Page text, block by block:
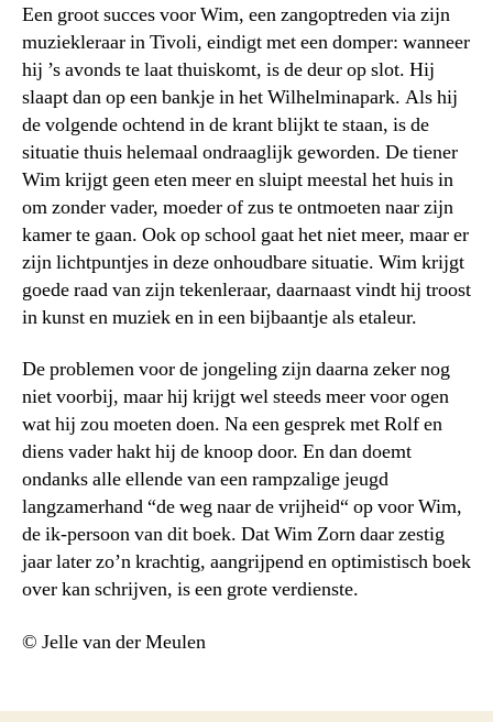
Een groot succes voor Wim, een zangoptreden via zijn
muziekleraar in Tivoli, eindigt met een domper: wanneer
hij ’s avonds te laat thuiskomt, is de deur op slot. Hij
slaapt dan op een bankje in het Wilhelminapark. Als hij
de volgende ochtend in de krant blijkt te staan, is de
situatie thuis helemaal ondraaglijk geworden. De tiener
Wim krijgt geen eten meer en sluipt meestal het huis in
om zonder vader, moeder of zus te ontmoeten naar zijn
kamer te gaan. Ook op school gaat het niet meer, maar er
zijn lichtpuntjes in deze onhoudbare situatie. Wim krijgt
goede raad van zijn tekenleraar, daarnaast vindt hij troost
in kunst en muziek en in een bijbaantje als etaleur.
De problemen voor de jongeling zijn daarna zeker nog
niet voorbij, maar hij krijgt wel steeds meer voor ogen
wat hij zou moeten doen. Na een gesprek met Rolf en
diens vader hakt hij de knoop door. En dan doemt
ondanks alle ellende van een rampzalige jeugd
langzamerhand “de weg naar de vrijheid“ op voor Wim,
de ik-persoon van dit boek. Dat Wim Zorn daar zestig
jaar later zo’n krachtig, aangrijpend en optimistisch boek
over kan schrijven, is een grote verdienste.
© Jelle van der Meulen